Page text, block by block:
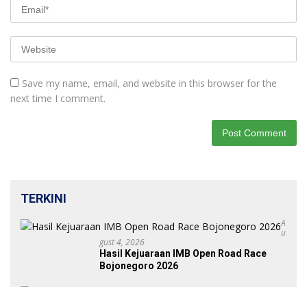
Save my name, email, and website in this browser for the
next time I comment.
TERKINI
A
U
Gust 4, 2026
Hasil Kejuaraan IMB Open Road Race
Bojonegoro 2026